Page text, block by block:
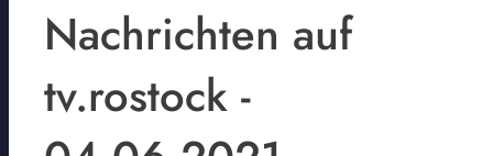
Nachrichten auf
tv.rostock -